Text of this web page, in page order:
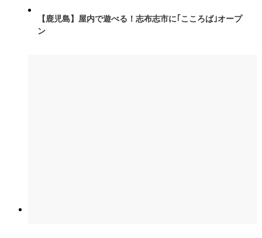
【鹿児島】屋内で遊べる！志布志市に｢こころば｣オープ
ン